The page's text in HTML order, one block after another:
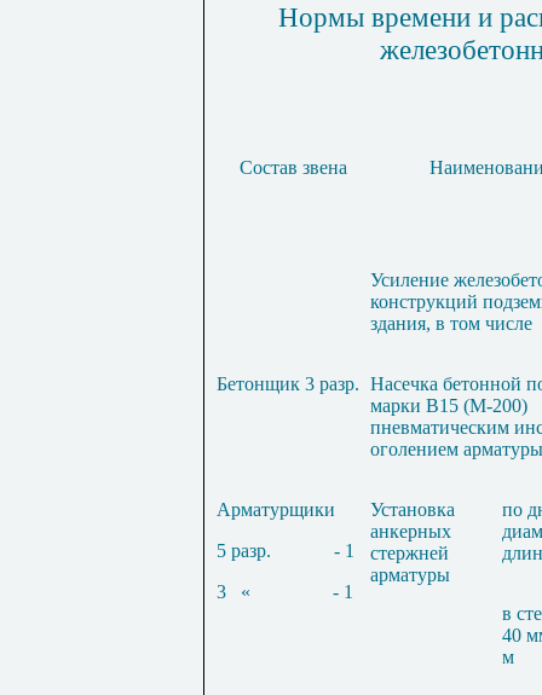
Нормы времени и
Состав звена
Усиление
конструкций
здания, в том числе
Бетонщик 3 разр. Насечка бетонной
марки В15 (М-200)
пневматическим
оголением арматуры
Арматурщики
5 разр.
- 1
3
« - 1
Установка
анкерных
стержней
арматуры
по
в
40
м